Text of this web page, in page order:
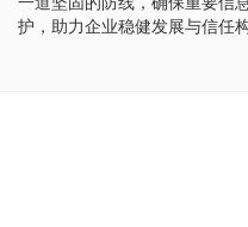
护，助力企业稳健发展与信任构